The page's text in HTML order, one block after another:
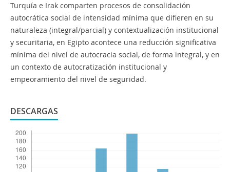
Turquía e Irak comparten procesos de consolidación
autocrática social de intensidad mínima que difieren en su
naturaleza (integral/parcial) y contextualización institucional
y securitaria, en Egipto acontece una reducción significativa
mínima del nivel de autocracia social, de forma integral, y en
un contexto de autocratización institucional y
empeoramiento del nivel de seguridad.
DESCARGAS